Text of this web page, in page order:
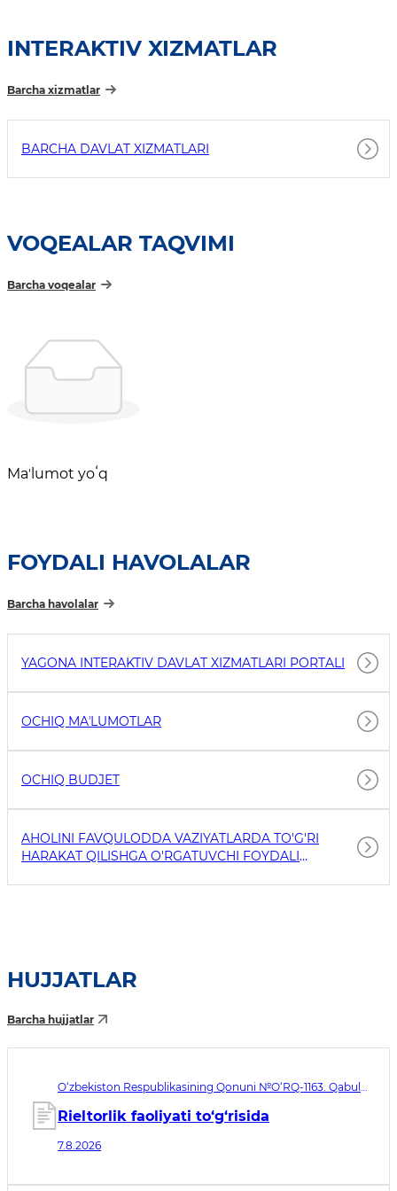
INTERAKTIV XIZMATLAR
Barcha xizmatlar
BARCHA DAVLAT XIZMATLARI
VOQEALAR TAQVIMI
Barcha voqealar
Maʼlumot yoʻq
FOYDALI HAVOLALAR
Barcha havolalar
YAGONA INTERAKTIV DAVLAT XIZMATLARI PORTALI
OCHIQ MAʼLUMOTLAR
OCHIQ BUDJET
AHOLINI FAVQULODDA VAZIYATLARDA TO'G'RI
HARAKAT QILISHGA O'RGATUVCHI FOYDALI
HUJJATLAR
Barcha hujjatlar
O‘zbekiston Respublikasining Qonuni №O‘RQ-1163. Qabul
Rieltorlik faoliyati to‘g‘risida
7.8.2026